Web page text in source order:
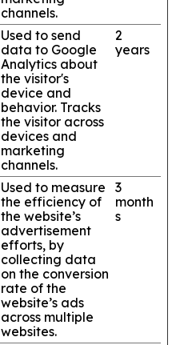
channels.
Used to send
data to Google
Analytics about
the visitor's
device and
behavior. Tracks
the visitor across
devices and
marketing
channels.
2
years
Used to measure
the efficiency of
the website’s
advertisement
efforts, by
collecting data
on the conversion
rate of the
website’s ads
across multiple
websites.
3
month
s